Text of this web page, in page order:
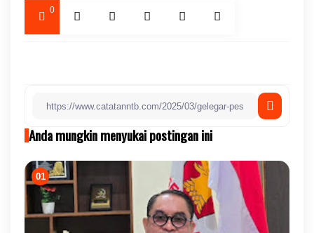
0
Anda mungkin menyukai postingan ini